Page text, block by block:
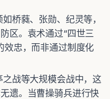
桥蕤、张勋、纪灵等，
区。袁术通过“四世三
效忠，而非通过制度化
之战等大规模会战中，这
遗。当曹操骑兵进行快